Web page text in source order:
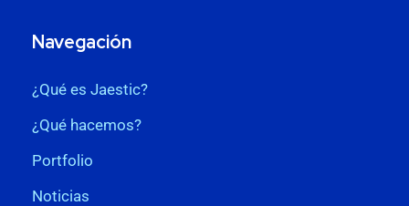
Navegación
¿Qué es Jaestic?
¿Qué hacemos?
Portfolio
Noticias